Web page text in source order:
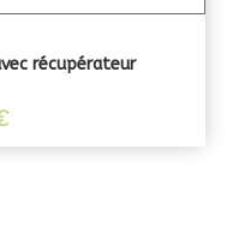
récupérateur